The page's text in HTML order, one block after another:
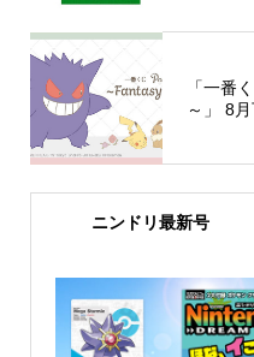
「一番
～」 8
ニンドリ最新号